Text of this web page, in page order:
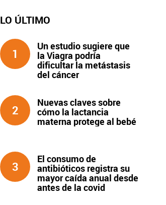
LO ÚLTIMO
1
Un estudio sugiere que
la Viagra podría
dificultar la metástasis
del cáncer
2
Nuevas claves sobre
cómo la lactancia
materna protege al bebé
3
El consumo de
antibióticos registra su
mayor caída anual desde
antes de la covid